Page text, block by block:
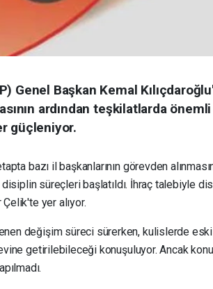
Genel Başkan Kemal
ardından teşkilatlarda
güçleniyor.
bazı il başkanlarının görevden
süreçleri başlatıldı. İhraç talebiyle
yer alıyor.
değişim süreci sürerken, kulislerde
getirilebileceği konuşuluyor. Ancak